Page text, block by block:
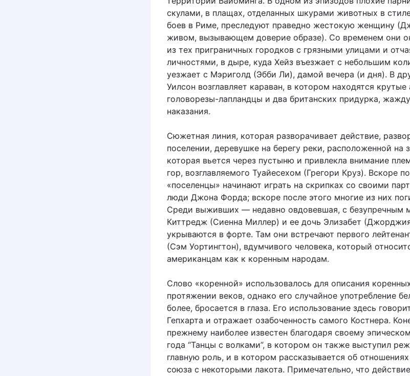
скулами, в плащах, отделанных шкурами животных в
боев в Риме, преследуют праведно жестокую женщину
живом, вызывающем доверие образе). Со временем они
из тех приграничных городков с грязными улицами и
личностями, в дыре, куда Хейз въезжает с небольшим
уезжает с Мэриголд (Эбби Ли), дамой вечера (и дня). В
Уилсон возглавляет караван, в котором находятся
головорезы-лапландцы и два британских придурка,
наказания.
Сюжетная линия, которая разворачивает действие,
поселении, деревушке на берегу реки, расположенной на
которая вьется через пустыню и привлекла внимание
гор, возглавляемого Туайесехом (Грегори Круз). Вскоре
«поселенцы» начинают играть на скрипках со своими
люди Джона Форда; вскоре после этого многие из них
Среди выживших — недавно овдовевшая, с безупречным
Киттредж (Сиенна Миллер) и ее дочь Элизабет
укрываются в форте. Там они встречают первого
(Сэм Уортингтон), вдумчивого человека, который
американцам как к коренным народам.
Слово «коренной» использовалось для описания
протяжении веков, однако его случайное употребление
более, бросается в глаза. Его использование здесь
Гепхарта и отражает озабоченность самого Костнера.
прежнему наиболее известен благодаря своему
года “Танцы с волками”, в котором он также выступил
главную роль, и в котором рассказывается об
союза с некоторыми лакота. Примечательно, что действие